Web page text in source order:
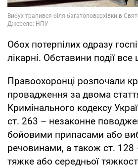
Обох потерпілих одразу
лікарні. Обставини події
Правоохоронці розпочали
провадження за двома
Кримінального кодексу
ст. 263 – незаконне
бойовими припасами або
речовинами, а також ст.
тяжке або середньої